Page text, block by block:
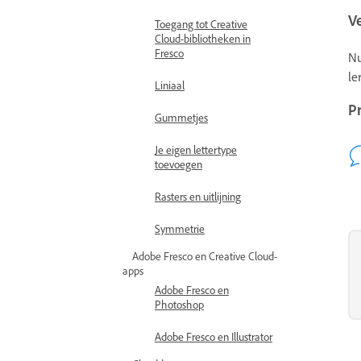
Toegang tot Creative
Cloud-bibliotheken in
Fresco
Liniaal
Gummetjes
Je eigen lettertype
toevoegen
Rasters en uitlijning
Symmetrie
Adobe Fresco en Creative Cloud-
apps
Adobe Fresco en
Photoshop
Adobe Fresco en Illustrator